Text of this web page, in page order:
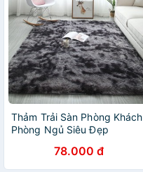
Thảm Trải Sàn Phòng Khách
Phòng Ngủ Siêu Đẹp
78.000 đ